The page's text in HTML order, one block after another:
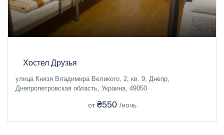
Хостел Друзья
улица Князя Владимира Великого, 2, кв. 9, Днепр,
Днепропетровская область, Украина, 49050
от ₴550 /ночь